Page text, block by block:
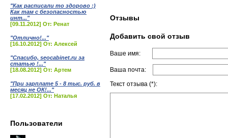
"Как расписали то здорово :)
Как там с безопасностью
инт..."
[09.11.2012] От: Ренат
"Отлично!..."
[16.10.2012] От: Алексей
"Спасибо, seocabinet.ru за
статью !..."
[18.08.2012] От: Артем
"При зарплате 5 - 8 тыс. руб. в
месяц не ОК!..."
[17.02.2012] От: Наталья
Пользователи
Отзывы
Добавить свой отзыв
Ваше имя:
Ваша почта:
Текст отзыва (*):